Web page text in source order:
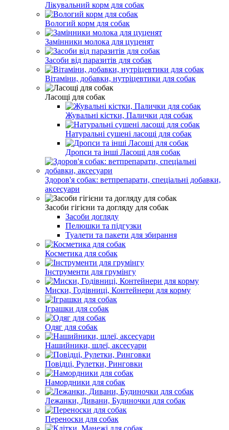
Лікувальний корм для собак
Вологий корм для собак
Замінники молока для цуценят
Засоби від паразитів для собак
Вітаміни, добавки, нутріцевтики для собак
Ласощі для собак
Жувальні кістки, Палички для собак
Натуральні сушені ласощі для собак
Дропси та інші Ласощі для собак
Здоров'я собак: ветпрепарати, спеціальні добавки,
аксесуари
Засоби гігієни та догляду для собак
Засоби догляду
Пелюшки та підгузки
Туалети та пакети для збирання
Косметика для собак
Інструменти для грумінгу
Миски, Годівниці, Контейнери для корму
Іграшки для собак
Одяг для собак
Нашийники, шлеї, аксесуари
Повідці, Рулетки, Ринговки
Намордники для собак
Лежанки, Дивани, Будиночки для собак
Переноски для собак